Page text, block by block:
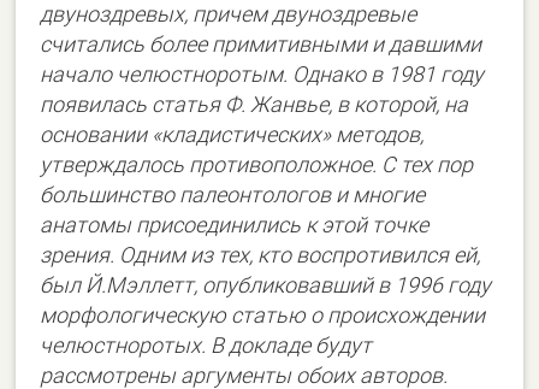
двуноздревых, причем двуноздревые
считались более примитивными и давшими
начало челюстноротым. Однако в 1981 году
появилась статья Ф. Жанвье, в которой, на
основании «кладистических» методов,
утверждалось противоположное. С тех пор
большинство палеонтологов и многие
анатомы присоединились к этой точке
зрения. Одним из тех, кто воспротивился ей,
был Й.Мэллетт, опубликовавший в 1996 году
морфологическую статью о происхождении
челюстноротых. В докладе будут
рассмотрены аргументы обоих авторов.